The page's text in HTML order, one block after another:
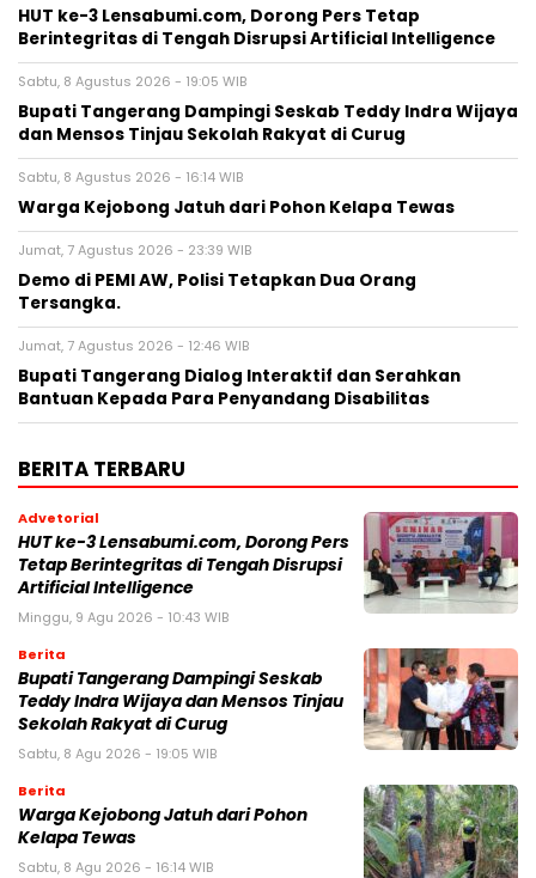
HUT ke-3 Lensabumi.com, Dorong Pers Tetap
Berintegritas di Tengah Disrupsi Artificial Intelligence
Sabtu, 8 Agustus 2026 - 19:05 WIB
Bupati Tangerang Dampingi Seskab Teddy Indra Wijaya
dan Mensos Tinjau Sekolah Rakyat di Curug
Sabtu, 8 Agustus 2026 - 16:14 WIB
Warga Kejobong Jatuh dari Pohon Kelapa Tewas
Jumat, 7 Agustus 2026 - 23:39 WIB
Demo di PEMI AW, Polisi Tetapkan Dua Orang
Tersangka.
Jumat, 7 Agustus 2026 - 12:46 WIB
Bupati Tangerang Dialog Interaktif dan Serahkan
Bantuan Kepada Para Penyandang Disabilitas
BERITA TERBARU
Advetorial
HUT ke-3 Lensabumi.com, Dorong Pers
Tetap Berintegritas di Tengah Disrupsi
Artificial Intelligence
Minggu, 9 Agu 2026 - 10:43 WIB
Berita
Bupati Tangerang Dampingi Seskab
Teddy Indra Wijaya dan Mensos Tinjau
Sekolah Rakyat di Curug
Sabtu, 8 Agu 2026 - 19:05 WIB
Berita
Warga Kejobong Jatuh dari Pohon
Kelapa Tewas
Sabtu, 8 Agu 2026 - 16:14 WIB